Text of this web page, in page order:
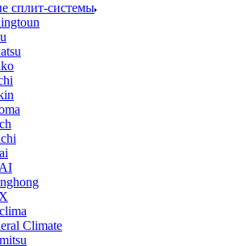
сплит-системы
Climate